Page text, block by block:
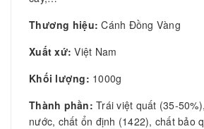
Thương hiệu:Cánh Đồng Vàng
Xuất xứ:Việt Nam
Khối lượng: 1000g
Thành phần: Trái việt quất (35-
nước, chất ổn định (1422), chất bảo